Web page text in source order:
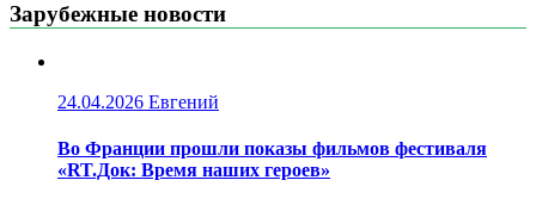
Зарубежные новости
24.04.2026 Евгений
Во Франции прошли показы фильмов фестиваля
«RT.Док: Время наших героев»